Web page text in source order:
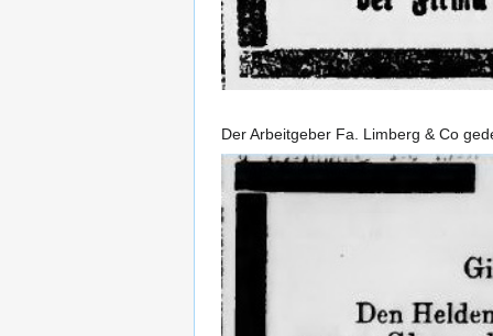
Der Arbeitgeber Fa. Limberg & Co